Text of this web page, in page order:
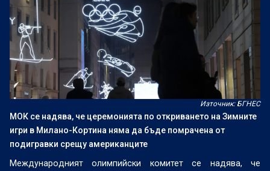
Източник: БГНЕС
МОК се надява, че церемонията по откриването на Зимните
игри в Милано-Кортина няма да бъде помрачена от
подигравки срещу американците
Международният олимпийски комитет се надява, че